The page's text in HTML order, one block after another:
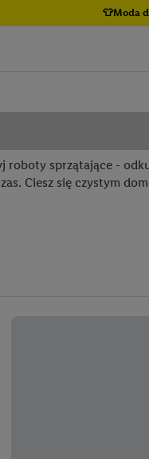
👕Moda
sprzątające -
Ciesz się czystym